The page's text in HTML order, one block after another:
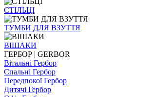
СТІЛЬЦI
ТУМБИ ДЛЯ ВЗУТТЯ
ВІШАКИ
ГЕРБОР | GERBOR
Вітальні Гербор
Спальні Гербор
Передпокої Гербор
Дитячі Гербор